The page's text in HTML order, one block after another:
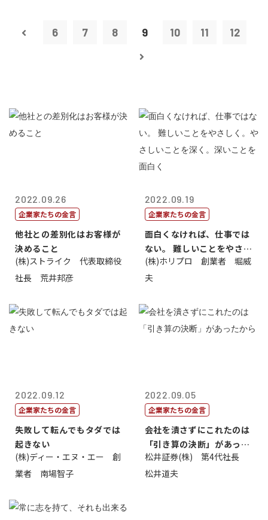
6 7 8 9 10 11 12
2022.09.26
企業家たちの金言
他社との差別化はお客様が
決めること
(株)ストライク 代表取締役
社長 荒井邦彦
2022.09.19
企業家たちの金言
面白くなければ、仕事では
ない。 難しいことをやさし
く。やさし...
(株)ホリプロ 創業者 堀威
夫
2022.09.12
企業家たちの金言
失敗して転んでもタダでは
起きない
(株)ディー・エヌ・エー 創
業者 南場智子
2022.09.05
企業家たちの金言
会社を潰さずにこれたのは
「引き算の決断」があった
から
松井証券(株) 第4代社長
松井道夫